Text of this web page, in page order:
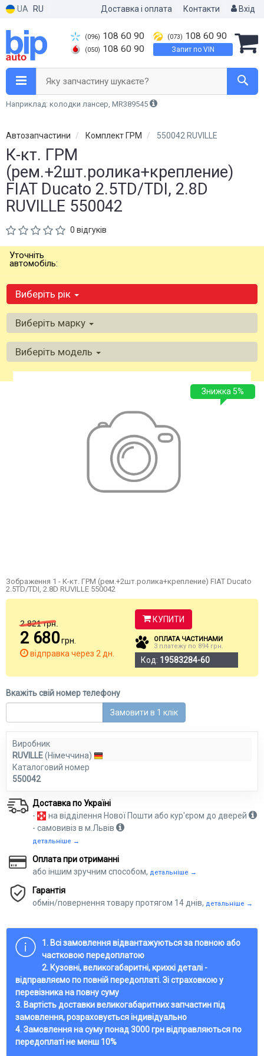
UA RU Доставка і оплата Контакти Вхід
(096) 108 60 90
(050) 108 60 90
(073) 108 60 90
Запит по VIN
Яку запчастину шукаєте?
Наприклад: колодки лансер, MR389545
Автозапчастини Комплект ГРМ 550042 RUVILLE
К-кт. ГРМ
(рем.+2шт.ролика+крепление)
FIAT Ducato 2.5TD/TDI, 2.8D
RUVILLE 550042
0 відгуків
Уточніть
автомобіль:
Виберіть рік
Виберіть марку
Виберіть модель
Знижка 5%
Зображення 1 - К-кт. ГРМ (рем.+2шт.ролика+крепление) FIAT Ducato
2.5TD/TDI, 2.8D RUVILLE 550042
2 821 грн.
2 680грн.
відправка через 2 дн.
КУПИТИ
ОПЛАТА ЧАСТИНАМИ
3 платежу по 894 грн.
Код: 19583284-60
Вкажіть свій номер телефону
Замовити в 1 клік
Виробник
RUVILLE(Німеччина)
Каталоговий номер
550042
Доставка по Україні
-
на відділення Нової Пошти або кур'єром до дверей
- самовивіз в м.Львів
детальніше →
Оплата при отриманні
або іншим зручним способом, детальніше →
Гарантія
обмін/повернення товару протягом 14 днів, детальніше →
1. Всі замовлення відвантажуються за повною або
частковою передоплатою
2. Кузовні, великогабаритні, крихкі деталі -
відправляємо по повній передоплаті. Зі страховкою у
перевізника на повну суму
3. Вартість доставки великогабаритних запчастин під
замовлення, розраховується індивідуально
4. Замовлення на суму понад 3000 грн відправляються по
передоплаті не менш 10%